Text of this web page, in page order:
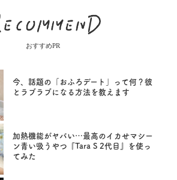
おすすめPR
今、話題の「おふろデート」って何？彼
とラブラブになる方法を教えます
加熱機能がヤバい…最高のイカせマシー
ン青い吸うやつ『Tara S 2代目』を使っ
てみた